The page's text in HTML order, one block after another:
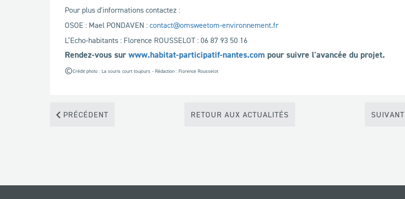
Pour plus d'informations contactez :
OSOE : Mael PONDAVEN : contact@omsweetom-environnement.fr
L’Echo-habitants : Florence ROUSSELOT : 06 87 93 50 16
Rendez-vous surwww.habitat-participatif-nantes.com pour suivre l'avancée du projet.
©Crédit photo : La souris court toujours - Rédaction : Florence Rousselot
PRÉCÉDENT SUIVANT
RETOUR AUX ACTUALITÉS